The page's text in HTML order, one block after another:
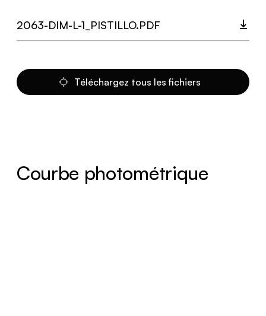
2063-DIM-L-1_PISTILLO.PDF
Téléchargez tous les fichiers
Courbe photométrique